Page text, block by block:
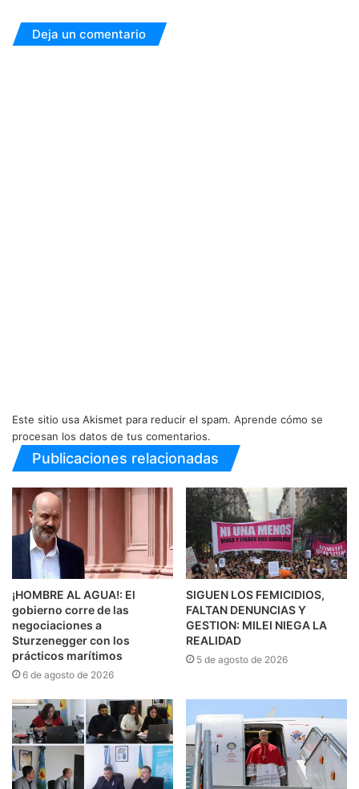
Deja un comentario
Este sitio usa Akismet para reducir el spam. Aprende cómo se
procesan los datos de tus comentarios.
Publicaciones relacionadas
¡HOMBRE AL AGUA!: El
gobierno corre de las
negociaciones a
Sturzenegger con los
prácticos marítimos
6 de agosto de 2026
SIGUEN LOS FEMICIDIOS,
FALTAN DENUNCIAS Y
GESTION: MILEI NIEGA LA
REALIDAD
5 de agosto de 2026